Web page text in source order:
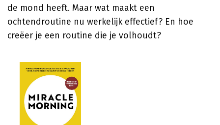
de mond heeft. Maar wat maakt een
ochtendroutine nu werkelijk effectief? En hoe
creëer je een routine die je volhoudt?